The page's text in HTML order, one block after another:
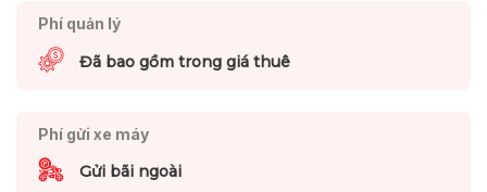
Phí quản lý
Đã bao gồm trong giá thuê
Phí gửi xe máy
Gửi bãi ngoài